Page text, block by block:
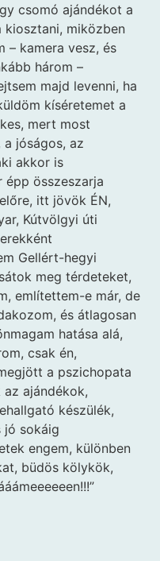
csomó ajándékot a
kiosztani, miközben
– kamera vesz, és
három –
majd levenni, ha
kíséretemet a
mert most
a jóságos, az
akkor is
összeszarja
itt jövök ÉN,
Kútvölgyi úti
Gellért-hegyi
meg térdeteket,
említettem-e már, de
és átlagosan
hatása alá,
csak én,
a pszichopata
ajándékok,
készülék,
jó sokáig
engem, különben
büdös kölykök,